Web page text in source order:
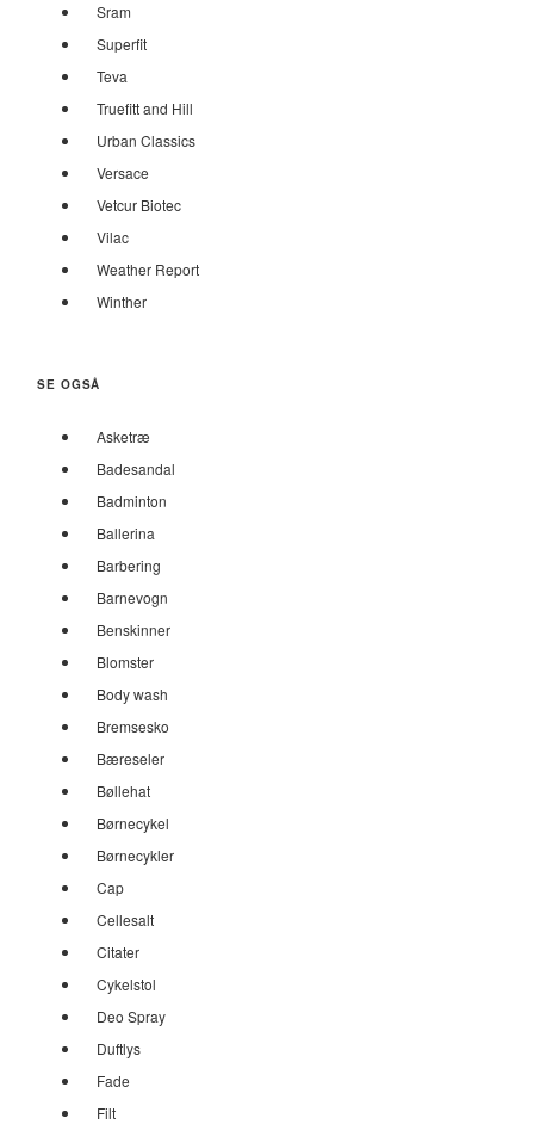
Sram
Superfit
Teva
Truefitt and Hill
Urban Classics
Versace
Vetcur Biotec
Vilac
Weather Report
Winther
SE OGSÅ
Asketræ
Badesandal
Badminton
Ballerina
Barbering
Barnevogn
Benskinner
Blomster
Body wash
Bremsesko
Bæreseler
Bøllehat
Børnecykel
Børnecykler
Cap
Cellesalt
Citater
Cykelstol
Deo Spray
Duftlys
Fade
Filt